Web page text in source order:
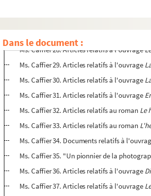
Dans le document :
Ms. Caffier 26. Articles relatifs à l'ouvrage
Ms. Caffier 28. Articles relatifs à l'ouvrage
Ms. Caffier 29. Articles relatifs à l'ouvrage
Ms. Caffier 30. Articles relatifs à l'ouvrage
Ms. Caffier 31. Articles relatifs à l'ouvrage
Ms. Caffier 32. Articles relatifs au roman Le
Ms. Caffier 33. Articles relatifs au roman
Ms. Caffier 34. Documents relatifs à
Ms. Caffier 35. "Un pionnier de la
Ms. Caffier 36. Articles relatifs à l'ouvrage
Ms. Caffier 37. Articles relatifs à l'ouvrage